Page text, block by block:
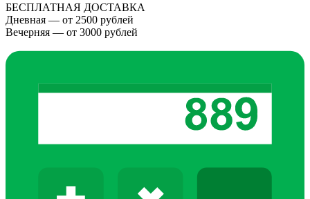
БЕСПЛАТНАЯ ДОСТАВКА
Дневная — от 2500 рублей
Вечерняя — от 3000 рублей